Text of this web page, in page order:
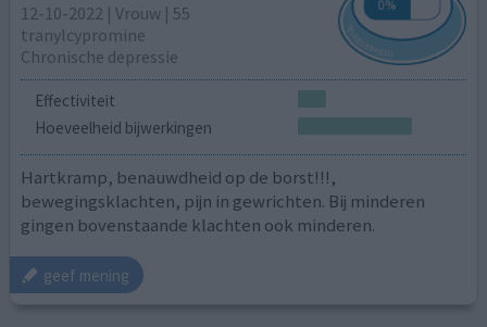
12-10-2022 | Vrouw | 55
tranylcypromine
Chronische depressie
Effectiviteit
Hoeveelheid bijwerkingen
Hartkramp, benauwdheid op de borst!!!,
bewegingsklachten, pijn in gewrichten. Bij minderen
gingen bovenstaande klachten ook minderen.
geef mening